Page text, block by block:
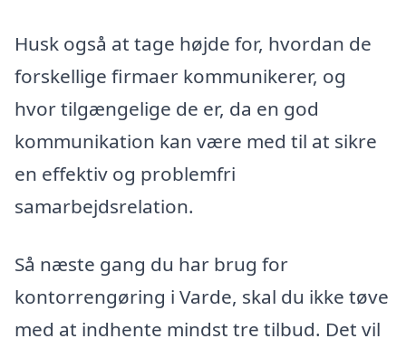
Husk også at tage højde for, hvordan de
forskellige firmaer kommunikerer, og
hvor tilgængelige de er, da en god
kommunikation kan være med til at sikre
en effektiv og problemfri
samarbejdsrelation.
Så næste gang du har brug for
kontorrengøring i Varde, skal du ikke tøve
med at indhente mindst tre tilbud. Det vil